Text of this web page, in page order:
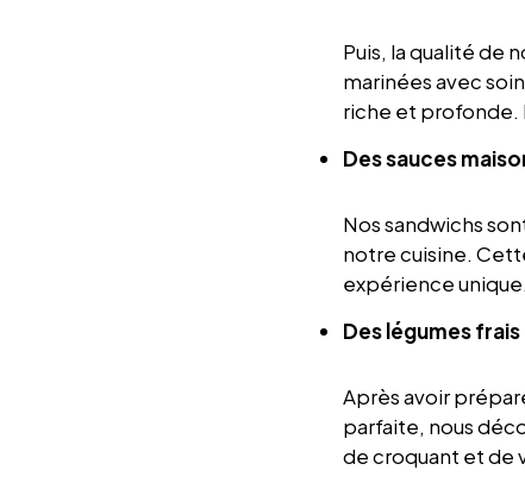
Puis, la qualité de
marinées avec
riche et profonde.
Des sauces
Nos sandwichs
notre cuisine.
expérience unique.
Des légumes
Aprèsavoir
parfaite, nous
de croquant et de